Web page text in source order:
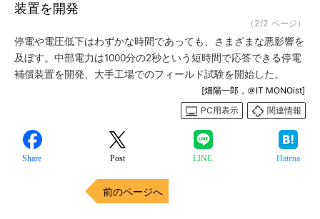
装置を開発
（2/2 ページ）
停電や電圧低下はわずかな時間であっても、さまざまな悪影響を
及ぼす。中部電力は1000分の2秒という短時間で応答できる停電
補償装置を開発、大手工場でのフィールド試験を開始した。
[畑陽一郎，＠IT MONOist]
PC用表示
関連情報
Share Post LINE Hatena
前のページへ